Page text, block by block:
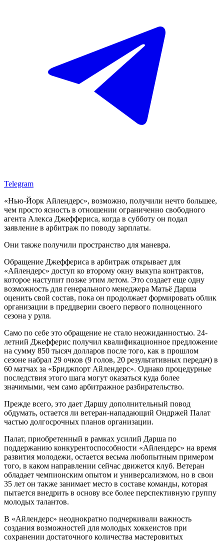
Telegram
«Нью-Йорк Айлендерс», возможно, получили нечто большее,
чем просто ясность в отношении ограниченно свободного
агента Алекса Джеффериса, когда в субботу он подал
заявление в арбитраж по поводу зарплаты.
Они также получили пространство для маневра.
Обращение Джеффериса в арбитраж открывает для
«Айлендерс» доступ ко второму окну выкупа контрактов,
которое наступит позже этим летом. Это создает еще одну
возможность для генерального менеджера Матьё Дарша
оценить свой состав, пока он продолжает формировать облик
организации в преддверии своего первого полноценного
сезона у руля.
Само по себе это обращение не стало неожиданностью. 24-
летний Джефферис получил квалификационное предложение
на сумму 850 тысяч долларов после того, как в прошлом
сезоне набрал 29 очков (9 голов, 20 результативных передач) в
60 матчах за «Бриджпорт Айлендерс». Однако процедурные
последствия этого шага могут оказаться куда более
значимыми, чем само арбитражное разбирательство.
Прежде всего, это дает Даршу дополнительный повод
обдумать, остается ли ветеран-нападающий Ондржей Палат
частью долгосрочных планов организации.
Палат, приобретенный в рамках усилий Дарша по
поддержанию конкурентоспособности «Айлендерс» на время
развития молодежи, остается весьма любопытным примером
того, в каком направлении сейчас движется клуб. Ветеран
обладает чемпионским опытом и универсализмом, но в свои
35 лет он также занимает место в составе команды, которая
пытается внедрить в основу все более перспективную группу
молодых талантов.
В «Айлендерс» неоднократно подчеркивали важность
создания возможностей для молодых хоккеистов при
сохранении достаточного количества мастеровитых